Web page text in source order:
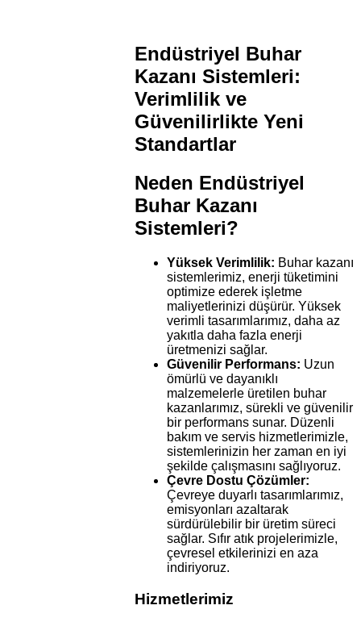
Endüstriyel Buhar
Kazanı Sistemleri:
Verimlilik ve
Güvenilirlikte Yeni
Standartlar
Neden Endüstriyel
Buhar Kazanı
Sistemleri?
Yüksek Verimlilik: Buhar kazanı
sistemlerimiz, enerji tüketimini
optimize ederek işletme
maliyetlerinizi düşürür. Yüksek
verimli tasarımlarımız, daha az
yakıtla daha fazla enerji
üretmenizi sağlar.
Güvenilir Performans: Uzun
ömürlü ve dayanıklı
malzemelerle üretilen buhar
kazanlarımız, sürekli ve güvenilir
bir performans sunar. Düzenli
bakım ve servis hizmetlerimizle,
sistemlerinizin her zaman en iyi
şekilde çalışmasını sağlıyoruz.
Çevre Dostu Çözümler:
Çevreye duyarlı tasarımlarımız,
emisyonları azaltarak
sürdürülebilir bir üretim süreci
sağlar. Sıfır atık projelerimizle,
çevresel etkilerinizi en aza
indiriyoruz.
Hizmetlerimiz